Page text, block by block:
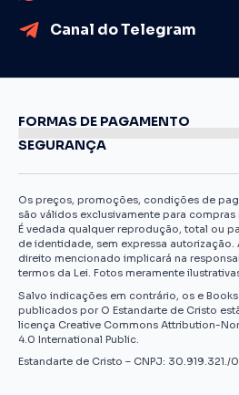
Canal do Telegram
FORMAS DE PAGAMENTO
SEGURANÇA
Os preços, promoções, condições de
são válidos exclusivamente para compras
É vedada qualquer reprodução, total ou
de identidade, sem expressa
direito mencionado implicará na
termos da Lei. Fotos meramente
Salvo indicações em contrário, os e
publicados por O Estandarte de Cristo
licença Creative Commons Attribution-
4.0 International Public.
Estandarte de Cristo – CNPJ: 30.919.321./